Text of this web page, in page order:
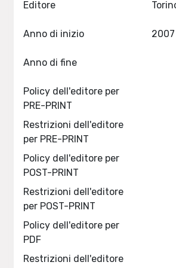
Editore
Anno di inizio
Anno di fine
Policy dell'editore per
PRE-PRINT
Restrizioni dell'editore
per PRE-PRINT
Policy dell'editore per
POST-PRINT
Restrizioni dell'editore
per POST-PRINT
Policy dell'editore per
PDF
Restrizioni dell'editore